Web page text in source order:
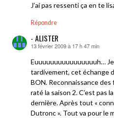
J’ai pas ressenti ça en te
Répondre
- ALISTER
dit :
13 février 2009 à 17 h 47 min
Euuuuuuuuuuuuuuuuh…
tardivement, cet échange
BON. Reconnaissance des
raté la saison 2. C’est pas
dernière. Après tout «
Dutronc ». Tout va pour le